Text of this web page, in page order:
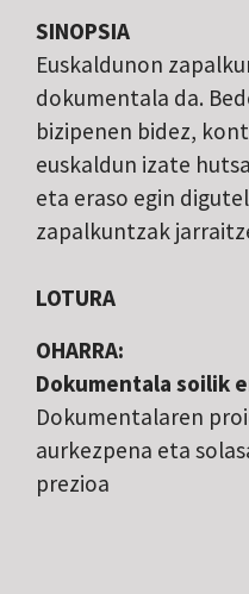
SINOPSIA
Euskaldunon
dokumentala da.
bizipenen bidez,
euskaldun izate
eta eraso egin
zapalkuntzak
LOTURA
OHARRA:
Dokumentala soilik
Dokumentalaren
aurkezpena eta
prezioa